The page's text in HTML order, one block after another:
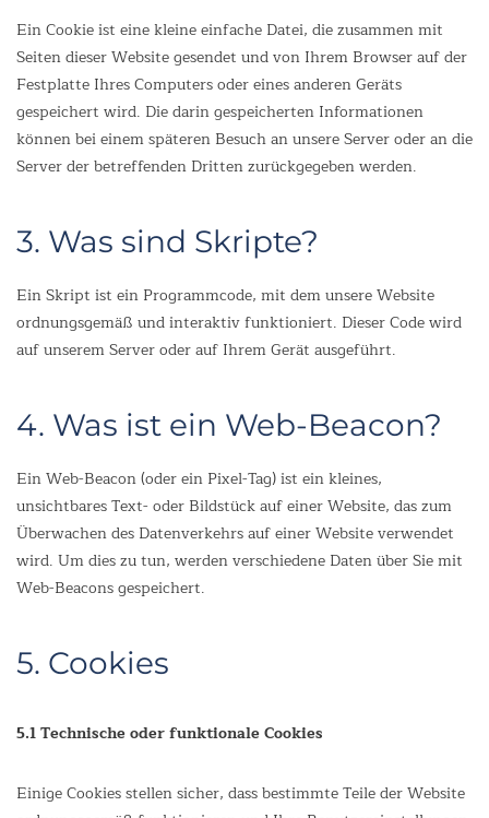
Ein Cookie ist eine kleine einfache Datei, die zusammen mit
Seiten dieser Website gesendet und von Ihrem Browser auf der
Festplatte Ihres Computers oder eines anderen Geräts
gespeichert wird. Die darin gespeicherten Informationen
können bei einem späteren Besuch an unsere Server oder an die
Server der betreffenden Dritten zurückgegeben werden.
3. Was sind Skripte?
Ein Skript ist ein Programmcode, mit dem unsere Website
ordnungsgemäß und interaktiv funktioniert. Dieser Code wird
auf unserem Server oder auf Ihrem Gerät ausgeführt.
4. Was ist ein Web-Beacon?
Ein Web-Beacon (oder ein Pixel-Tag) ist ein kleines,
unsichtbares Text- oder Bildstück auf einer Website, das zum
Überwachen des Datenverkehrs auf einer Website verwendet
wird. Um dies zu tun, werden verschiedene Daten über Sie mit
Web-Beacons gespeichert.
5. Cookies
5.1 Technische oder funktionale Cookies
Einige Cookies stellen sicher, dass bestimmte Teile der Website